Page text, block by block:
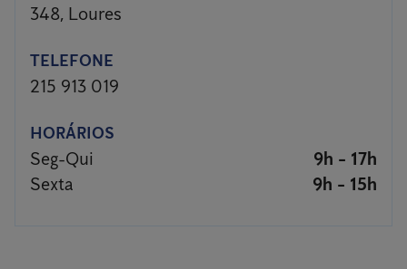
348, Loures
TELEFONE
215 913 019
HORÁRIOS
Seg-Qui
9h - 17h
Sexta
9h - 15h